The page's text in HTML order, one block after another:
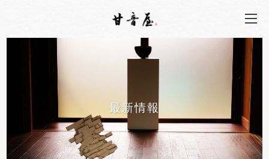
最新情報